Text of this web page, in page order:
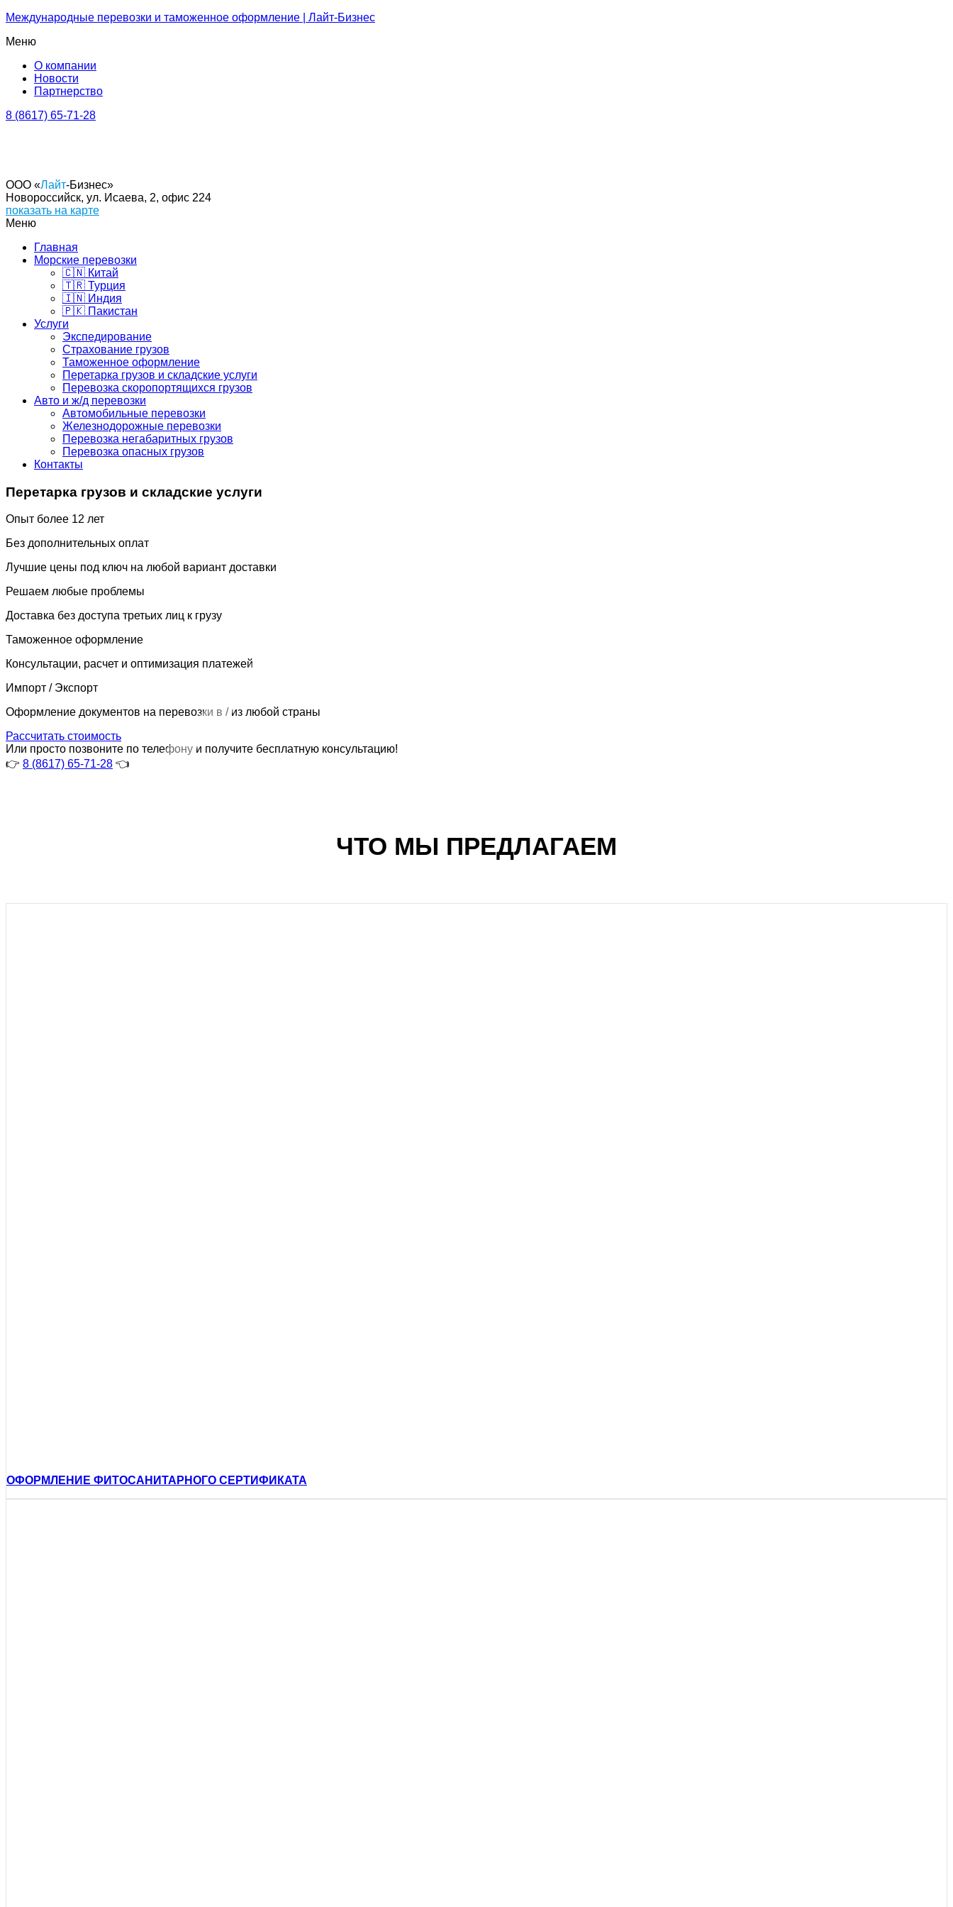
Международные перевозки и таможенное оформление | Лайт-Бизнес
Меню
О компании
Новости
Партнерство
8 (8617) 65-71-28
OOO «Лайт-Бизнес»
Новороссийск, ул. Исаева, 2, офис 224
показать на карте
Меню
Главная
Морские перевозки
🇨🇳 Китай
🇹🇷 Турция
🇮🇳 Индия
🇵🇰 Пакистан
Услуги
Экспедирование
Страхование грузов
Таможенное оформление
Перетарка грузов и складские услуги
Перевозка скоропортящихся грузов
Авто и ж/д перевозки
Автомобильные перевозки
Железнодорожные перевозки
Перевозка негабаритных грузов
Перевозка опасных грузов
Контакты
Перетарка грузов и складские услуги
Опыт более 12 лет
Без дополнительных оплат​
Лучшие цены под ключ на любой вариант доставки ​
Решаем любые проблемы
Доставка без доступа третьих лиц к грузу
Таможенное оформление
Консультации, расчет и оптимизация платежей
Импорт / Экспорт
Оформление документов на перевозки в / из любой страны
Рассчитать стоимость
Или просто позвоните по телефону и получите бесплатную консультацию!
👉 8 (8617) 65-71-28 👈
ЧТО МЫ ПРЕДЛАГАЕМ
ОФОРМЛЕНИЕ ФИТОСАНИТАРНОГО СЕРТИФИКАТА